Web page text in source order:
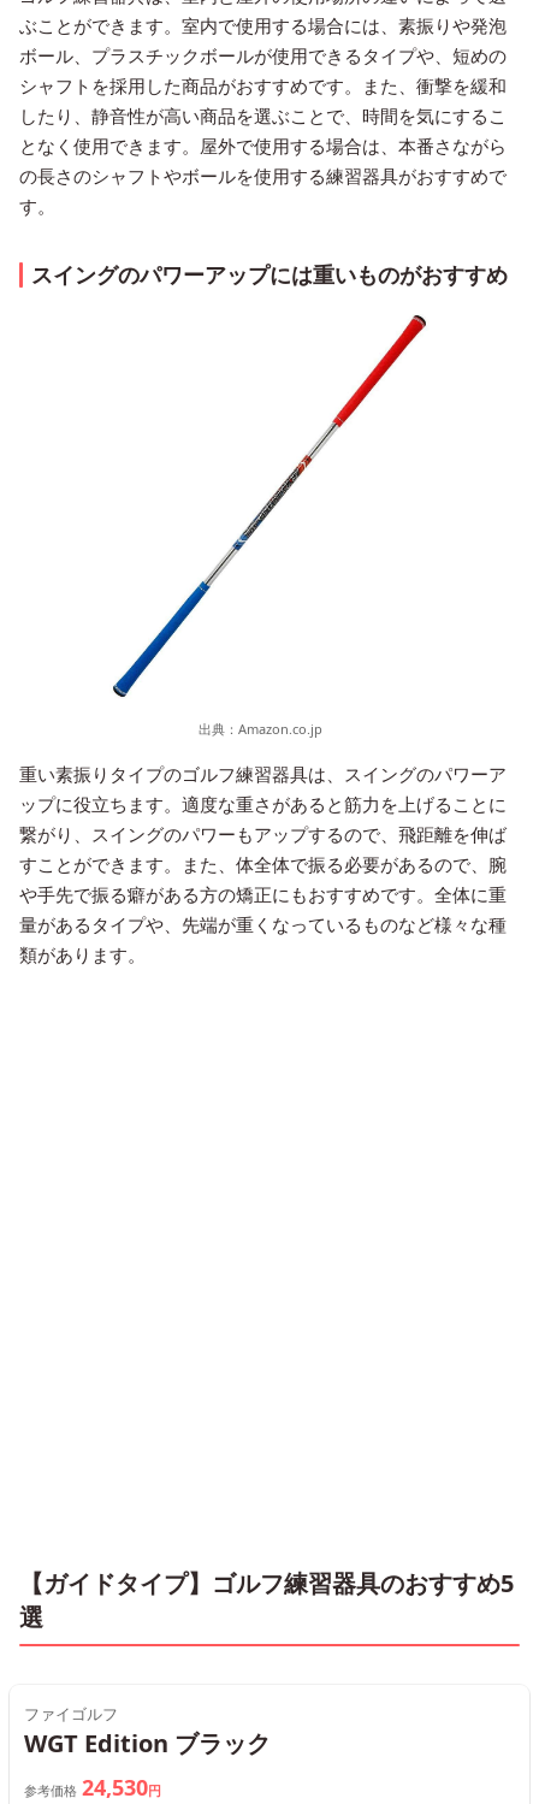
ぶことができます。室内で使用する場合には、素振りや発泡
ボール、プラスチックボールが使用できるタイプや、短めの
シャフトを採用した商品がおすすめです。また、衝撃を緩和
したり、静音性が高い商品を選ぶことで、時間を気にするこ
となく使用できます。屋外で使用する場合は、本番さながら
の長さのシャフトやボールを使用する練習器具がおすすめで
す。
スイングのパワーアップには重いものがおすすめ
出典： Amazon.co.jp
重い素振りタイプのゴルフ練習器具は、スイングのパワーア
ップに役立ちます。適度な重さがあると筋力を上げることに
繋がり、スイングのパワーもアップするので、飛距離を伸ば
すことができます。また、体全体で振る必要があるので、腕
や手先で振る癖がある方の矯正にもおすすめです。全体に重
量があるタイプや、先端が重くなっているものなど様々な種
類があります。
【ガイドタイプ】ゴルフ練習器具のおすすめ5
選
ファイゴルフ
WGT Edition ブラック
参考価格 24,530円